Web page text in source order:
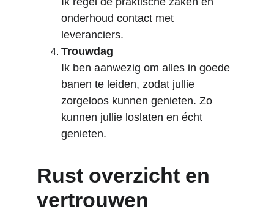
Rust overzicht en
vertrouwen
onderhoud contact met
leveranciers.
Trouwdag
Ik ben aanwezig om alles in goede
banen te leiden, zodat jullie
zorgeloos kunnen genieten. Zo
kunnen jullie loslaten en écht
genieten.